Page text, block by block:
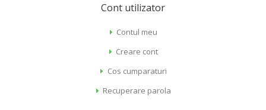
Cont utilizator
Contul meu
Creare cont
Cos cumparaturi
Recuperare parola